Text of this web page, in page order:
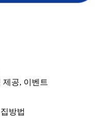
융, 해커스임용, 해커스공무
인중개사, 해커스주택관리
령상 정하는 경우를 제
및 보관합니다. 단, 비회
내 탈퇴하는 자의 경우,
해 3년간 보관합니다.
.
공, 이벤트
방법